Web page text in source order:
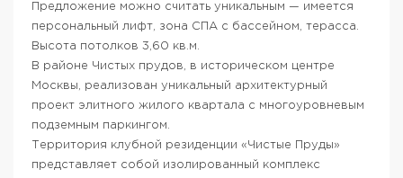
Предложение можно считать уникальным — имеется
персональный лифт, зона СПА с бассейном, терасса.
Высота потолков 3,60 кв.м.
В районе Чистых прудов, в историческом центре
Москвы, реализован уникальный архитектурный
проект элитного жилого квартала с многоуровневым
подземным паркингом.
Территория клубной резиденции «Чистые Пруды»
представляет собой изолированный комплекс